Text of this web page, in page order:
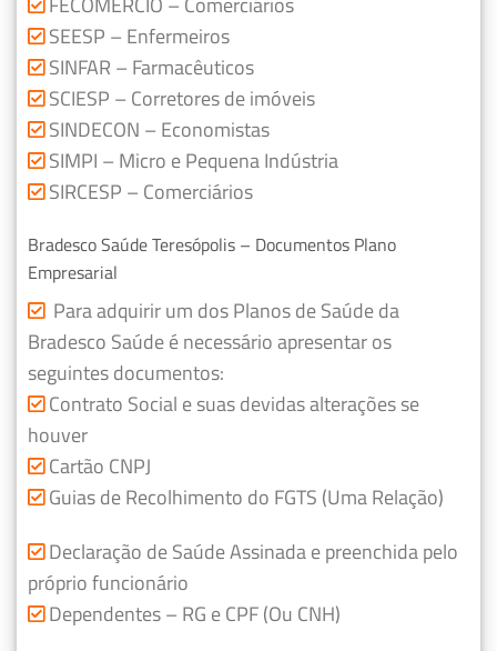
SEESP – Enfermeiros
SINFAR – Farmacêuticos
SCIESP – Corretores de imóveis
SINDECON – Economistas
SIMPI – Micro e Pequena Indústria
SIRCESP – Comerciários
Bradesco Saúde Teresópolis – Documentos Plano
Empresarial
Para adquirir um dos Planos de Saúde da
Bradesco Saúde é necessário apresentar os
seguintes documentos:
Contrato Social e suas devidas alterações se
houver
Cartão CNPJ
Guias de Recolhimento do FGTS (Uma Relação)
Declaração de Saúde Assinada e preenchida pelo
próprio funcionário
Dependentes – RG e CPF (Ou CNH)